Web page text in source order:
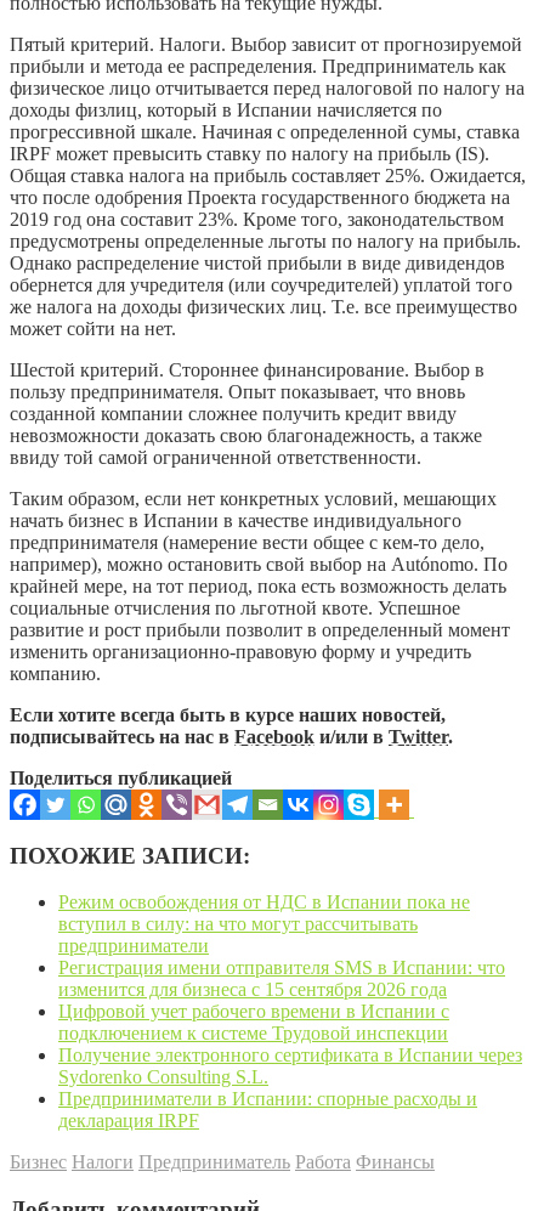
Пятый критерий. Налоги. Выбор зависит от прогнозируемой
прибыли и метода ее распределения. Предприниматель как
физическое лицо отчитывается перед налоговой по налогу на
доходы физлиц, который в Испании начисляется по
прогрессивной шкале. Начиная с определенной сумы, ставка
IRPF может превысить ставку по налогу на прибыль (IS).
Общая ставка налога на прибыль составляет 25%. Ожидается,
что после одобрения Проекта государственного бюджета на
2019 год она составит 23%. Кроме того, законодательством
предусмотрены определенные льготы по налогу на прибыль.
Однако распределение чистой прибыли в виде дивидендов
обернется для учредителя (или соучредителей) уплатой того
же налога на доходы физических лиц. Т.е. все преимущество
может сойти на нет.
Шестой критерий. Стороннее финансирование. Выбор в
пользу предпринимателя. Опыт показывает, что вновь
созданной компании сложнее получить кредит ввиду
невозможности доказать свою благонадежность, а также
ввиду той самой ограниченной ответственности.
Таким образом, если нет конкретных условий, мешающих
начать бизнес в Испании в качестве индивидуального
предпринимателя (намерение вести общее с кем-то дело,
например), можно остановить свой выбор на Autónomo. По
крайней мере, на тот период, пока есть возможность делать
социальные отчисления по льготной квоте. Успешное
развитие и рост прибыли позволит в определенный момент
изменить организационно-правовую форму и учредить
компанию.
Если хотите всегда быть в курсе наших новостей,
подписывайтесь на нас в Facebook и/или в Twitter.
Поделиться публикацией
ПОХОЖИЕ ЗАПИСИ:
Режим освобождения от НДС в Испании пока не
вступил в силу: на что могут рассчитывать
предприниматели
Регистрация имени отправителя SMS в Испании: что
изменится для бизнеса с 15 сентября 2026 года
Цифровой учет рабочего времени в Испании с
подключением к системе Трудовой инспекции
Получение электронного сертификата в Испании через
Sydorenko Consulting S.L.
Предприниматели в Испании: спорные расходы и
декларация IRPF
Бизнес Налоги Предприниматель Работа Финансы